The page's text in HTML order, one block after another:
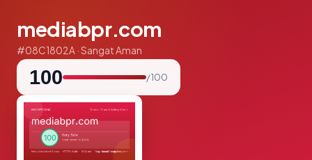
mediabpr.com
#08C1802A · Sangat Aman
100 / 100